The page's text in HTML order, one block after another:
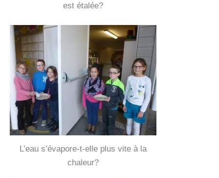
est étalée?
L’eau s’évapore-t-elle plus vite à la
chaleur?